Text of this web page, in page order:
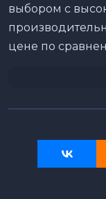
выбором с
цене по